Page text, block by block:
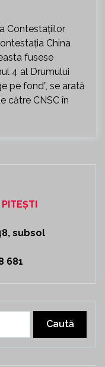
Contestațiilor
China
fusese
4 al Drumului
pe fond”, se arată
către CNSC în
subsol
681